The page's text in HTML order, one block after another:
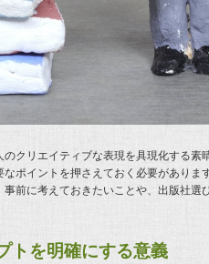
クリエイティブな表現を具現化する
ポイントを押さえておく必要があり
前に考えておきたいことや、出版社選
トを明確にする意義